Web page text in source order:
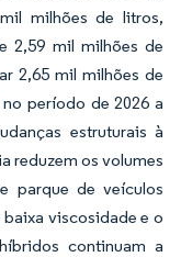
milhões de litros,
2,59 mil milhões de
2,65 mil milhões de
período de 2026 a
estruturais à
reduzem os volumes
parque de veículos
viscosidade e o
continuam a